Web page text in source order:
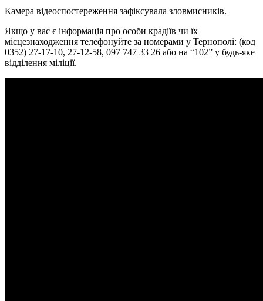
Камера відеоспостереження зафіксувала зловмисників.
Якщо у вас є інформація про особи крадіїв чи їх
місцезнаходження телефонуйте за номерами у Тернополі: (код
0352) 27-17-10, 27-12-58, 097 747 33 26 або на “102” у будь-яке
відділення міліції.